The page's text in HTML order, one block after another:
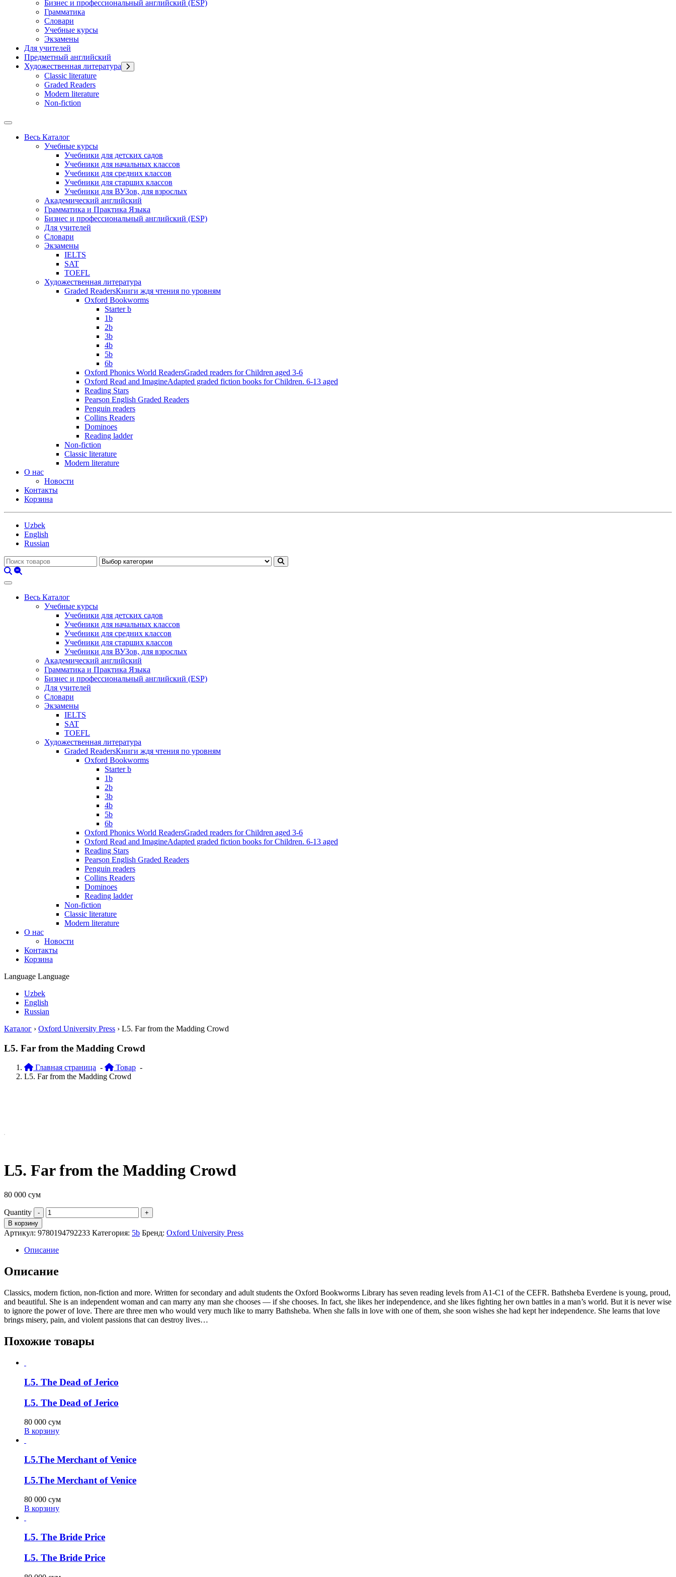
Бизнес и профессиональный английский (ESP)
Грамматика
Словари
Учебные курсы
Экзамены
Для учителей
Предметный английский
Художественная литература
Classic literature
Graded Readers
Modern literature
Non-fiction
Весь Каталог
Учебные курсы
Учебники для детских садов
Учебники для начальных классов
Учебники для средних классов
Учебники для старших классов
Учебники для ВУЗов, для взрослых
Академический английский
Грамматика и Практика Языка
Бизнес и профессиональный английский (ESP)
Для учителей
Словари
Экзамены
IELTS
SAT
TOEFL
Художественная литература
Graded ReadersКниги ждя чтения по уровням
Oxford Bookworms
Starter b
1b
2b
3b
4b
5b
6b
Oxford Phonics World ReadersGraded readers for Children aged 3-6
Oxford Read and ImagineAdapted graded fiction books for Children. 6-13 aged
Reading Stars
Pearson English Graded Readers
Penguin readers
Collins Readers
Dominoes
Reading ladder
Non-fiction
Classic literature
Modern literature
О нас
Новости
Контакты
Корзина
Uzbek
English
Russian
Весь Каталог
Учебные курсы
Учебники для детских садов
Учебники для начальных классов
Учебники для средних классов
Учебники для старших классов
Учебники для ВУЗов, для взрослых
Академический английский
Грамматика и Практика Языка
Бизнес и профессиональный английский (ESP)
Для учителей
Словари
Экзамены
IELTS
SAT
TOEFL
Художественная литература
Graded ReadersКниги ждя чтения по уровням
Oxford Bookworms
Starter b
1b
2b
3b
4b
5b
6b
Oxford Phonics World ReadersGraded readers for Children aged 3-6
Oxford Read and ImagineAdapted graded fiction books for Children. 6-13 aged
Reading Stars
Pearson English Graded Readers
Penguin readers
Collins Readers
Dominoes
Reading ladder
Non-fiction
Classic literature
Modern literature
О нас
Новости
Контакты
Корзина
Language Language
Uzbek
English
Russian
Каталог › Oxford University Press › L5. Far from the Madding Crowd
L5. Far from the Madding Crowd
Главная страница - Товар -
L5. Far from the Madding Crowd
L5. Far from the Madding Crowd
80 000 сум
Quantity
В корзину
Артикул: 9780194792233 Категория: 5b Бренд: Oxford University Press
Описание
Описание
Classics, modern fiction, non-fiction and more. Written for secondary and adult students the Oxford Bookworms Library has seven reading levels from A1-C1 of the CEFR. Bathsheba Everdene is young, proud,
and beautiful. She is an independent woman and can marry any man she chooses — if she chooses. In fact, she likes her independence, and she likes fighting her own battles in a man’s world. But it is never wise
to ignore the power of love. There are three men who would very much like to marry Bathsheba. When she falls in love with one of them, she soon wishes she had kept her independence. She learns that love
brings misery, pain, and violent passions that can destroy lives…
Похожие товары
L5. The Dead of Jerico
L5. The Dead of Jerico
80 000 сум
В корзину
L5.The Merchant of Venice
L5.The Merchant of Venice
80 000 сум
В корзину
L5. The Bride Price
L5. The Bride Price